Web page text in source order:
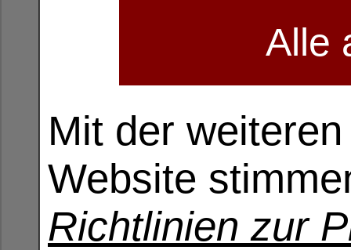
Alle
Mit der
Website
Richtlinien zur